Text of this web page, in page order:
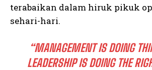
terabaikan dalam hiruk pikuk
sehari-hari.
“MANAGEMENT IS DOING
LEADERSHIP IS DOING THE